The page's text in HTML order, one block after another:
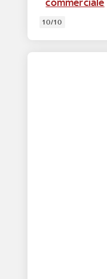
commerciale
10/10